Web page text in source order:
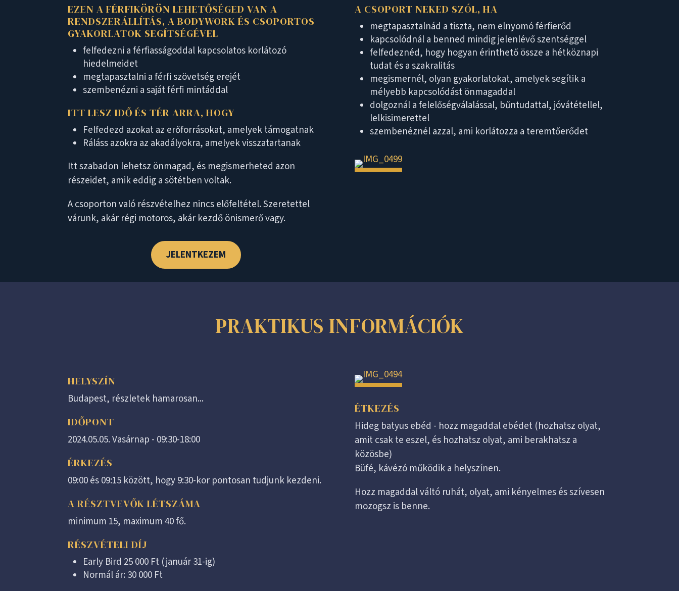
EZEN A FÉRFIKÖRÖN LEHETŐSÉGED VAN A
RENDSZERÁLLÍTÁS, A BODYWORK ÉS CSOPORTOS
GYAKORLATOK SEGÍTSÉGÉVEL
felfedezni a férfiasságoddal kapcsolatos korlátozó
hiedelmeidet
megtapasztalni a férfi szövetség erejét
szembenézni a saját férfi mintáddal
ITT LESZ IDŐ ÉS TÉR ARRA, HOGY
Felfedezd azokat az erőforrásokat, amelyek támogatnak
Ráláss azokra az akadályokra, amelyek visszatartanak
A CSOPORT NEKED SZÓL, HA
megtapasztalnád a tiszta, nem elnyomó férfierőd
kapcsolódnál a benned mindig jelenlévő szentséggel
felfedeznéd, hogy hogyan érinthető össze a hétköznapi
tudat és a szakralitás
megismernél, olyan gyakorlatokat, amelyek segítik a
mélyebb kapcsolódást önmagaddal
dolgoznál a felelőségválalással, bűntudattal, jóvátétellel,
lelkisimerettel
szembenéznél azzal, ami korlátozza a teremtőerődet
Itt szabadon lehetsz önmagad, és megismerheted azon
részeidet, amik eddig a sötétben voltak.
A csoporton való részvételhez nincs előfeltétel. Szeretettel
várunk, akár régi motoros, akár kezdő önismerő vagy.
JELENTKEZEM
PRAKTIKUS INFORMÁCIÓK
HELYSZÍN
Budapest, részletek hamarosan...
IDŐPONT
2024.05.05. Vasárnap - 09:30-18:00
ÉRKEZÉS
09:00 és 09:15 között, hogy 9:30-kor pontosan tudjunk kezdeni.
A RÉSZTVEVŐK LÉTSZÁMA
minimum 15, maximum 40 fő.
RÉSZVÉTELI DÍJ
Early Bird 25 000 Ft (január 31-ig)
Normál ár: 30 000 Ft
ÉTKEZÉS
Hideg batyus ebéd - hozz magaddal ebédet (hozhatsz olyat,
amit csak te eszel, és hozhatsz olyat, ami berakhatsz a
közösbe)
Büfé, kávézó működik a helyszínen.
Hozz magaddal váltó ruhát, olyat, ami kényelmes és szívesen
mozogsz is benne.